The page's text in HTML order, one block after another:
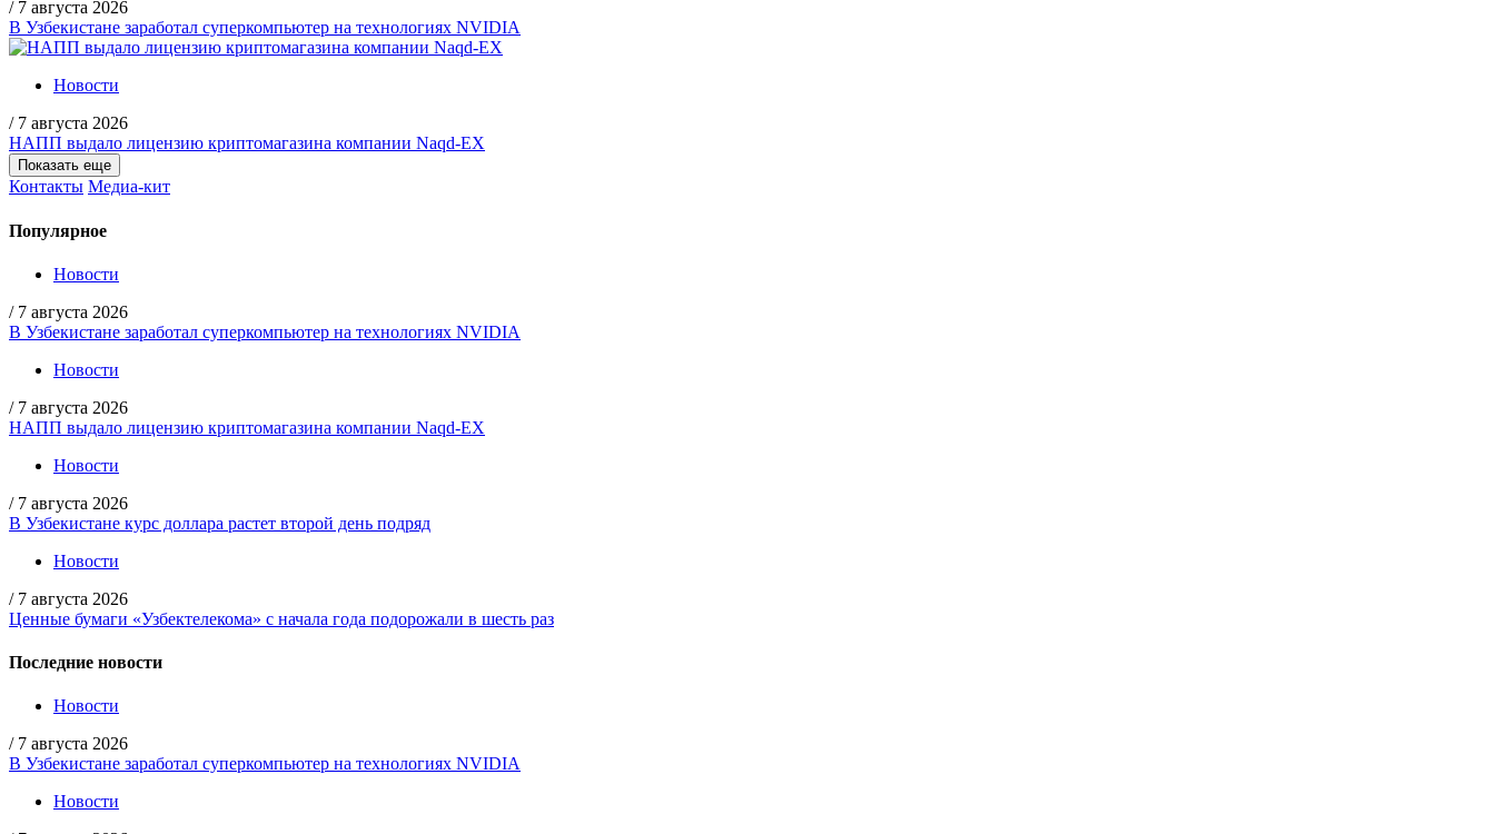
/ 7 августа 2026
В Узбекистане заработал суперкомпьютер на технологиях NVIDIA
Новости
/ 7 августа 2026
НАПП выдало лицензию криптомагазина компании Naqd-EX
Показать еще
Контакты Медиа-кит
Популярное
Новости
/ 7 августа 2026
В Узбекистане заработал суперкомпьютер на технологиях NVIDIA
Новости
/ 7 августа 2026
НАПП выдало лицензию криптомагазина компании Naqd-EX
Новости
/ 7 августа 2026
В Узбекистане курс доллара растет второй день подряд
Новости
/ 7 августа 2026
Ценные бумаги «Узбектелекома» с начала года подорожали в шесть раз
Последние новости
Новости
/ 7 августа 2026
В Узбекистане заработал суперкомпьютер на технологиях NVIDIA
Новости